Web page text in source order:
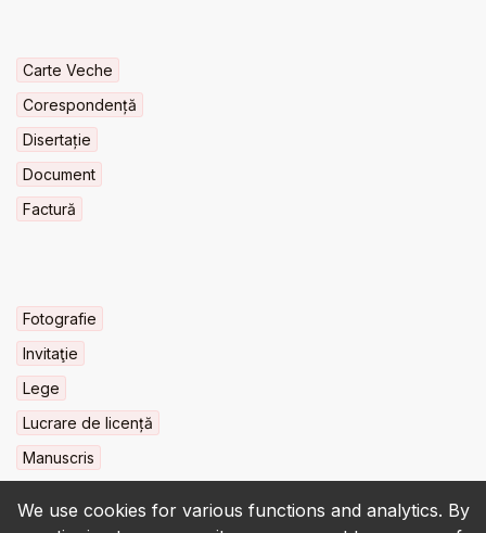
We use cookies for various functions and analytics. By
Carte Veche
Corespondență
Disertație
Document
Factură
Fotografie
Invitaţie
Lege
Lucrare de licență
Manuscris